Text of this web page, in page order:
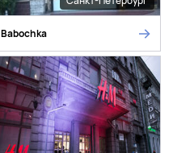
Babochka